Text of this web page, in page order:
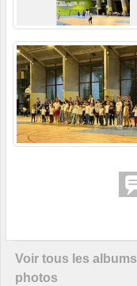
Voir tous les albums
photos